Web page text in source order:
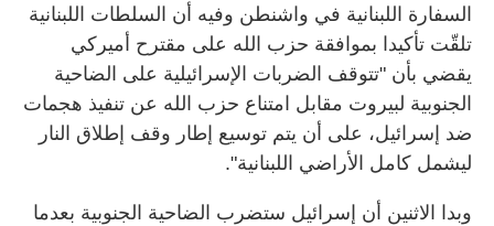
السفارة اللبنانية في واشنطن وفيه أن السلطات اللبنانية
تلقّت تأكيدا بموافقة حزب الله على مقترح أميركي
يقضي بأن "تتوقف الضربات الإسرائيلية على الضاحية
الجنوبية لبيروت مقابل امتناع حزب الله عن تنفيذ هجمات
ضد إسرائيل، على أن يتم توسيع إطار وقف إطلاق النار
ليشمل كامل الأراضي اللبنانية".
وبدا الاثنين أن إسرائيل ستضرب الضاحية الجنوبية بعدما